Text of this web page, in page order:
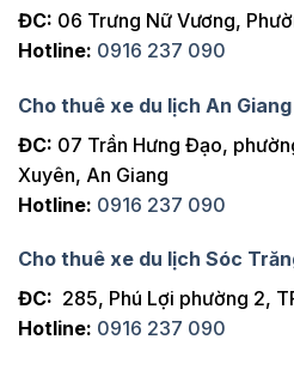
ĐC: 06 Trưng Nữ Vương,
Hotline: 0916 237 090
Cho thuê xe du lịch An Giang
ĐC: 07 Trần Hưng Đạo,
Xuyên, An Giang
Hotline: 0916 237 090
Cho thuê xe du lịch Sóc
ĐC: 285, Phú Lợi phường 2,
Hotline: 0916 237 090